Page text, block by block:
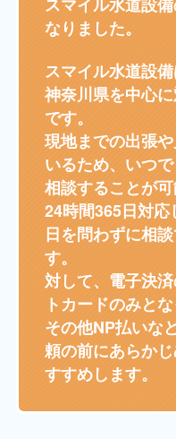
なりました。
スマイル水道設
神奈川県を中心
です。
現地までの出張
いるため、いつ
相談することが可
24時間365日対
日を問わずに相
す。
対して、電子決
トカードのみと
その他NP払いな
頼の前にあらか
すすめします。